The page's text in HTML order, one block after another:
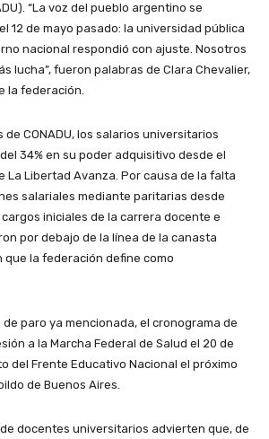
“La voz del pueblo argentino se
12 de mayo pasado: la universidad pública
nacional respondió con ajuste. Nosotros
lucha”, fueron palabras de Clara Chevalier,
la federación.
CONADU, los salarios universitarios
34% en su poder adquisitivo desde el
La Libertad Avanza. Por causa de la falta
salariales mediante paritarias desde
iniciales de la carrera docente e
por debajo de la línea de la canasta
que la federación define como
paro ya mencionada, el cronograma de
a la Marcha Federal de Salud el 20 de
del Frente Educativo Nacional el próximo
de Buenos Aires.
docentes universitarios advierten que, de